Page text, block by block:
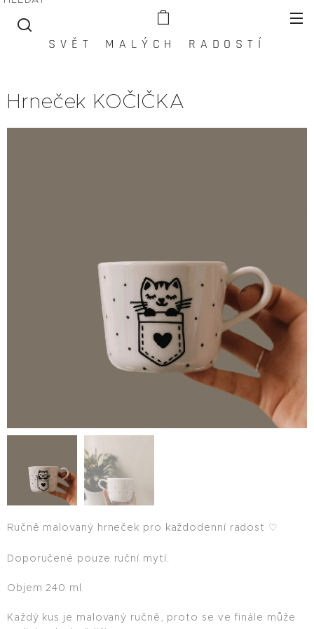
S V Ě T M A L Ý C H R A D O S T Í
Hrneček KOČIČKA
Ručně malovaný hrneček pro každodenní radost ♡
Doporučené pouze ruční mytí.
Objem 240 ml
Každý kus je malovaný ručně, proto se ve finále může